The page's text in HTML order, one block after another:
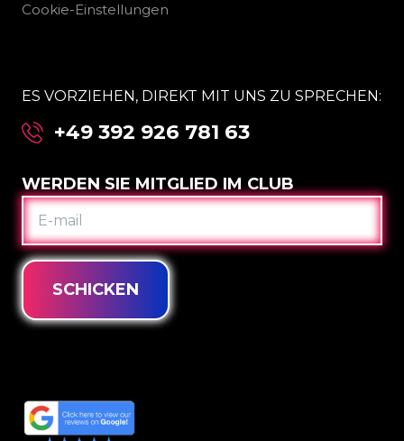
Cookie-Einstellungen
ES VORZIEHEN, DIREKT MIT UNS ZU SPRECHEN:
+49 392 926 781 63
WERDEN SIE MITGLIED IM CLUB
E-
MAIL
SCHICKEN